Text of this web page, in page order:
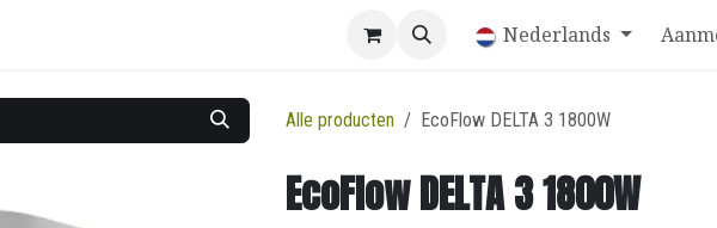
Nederlands
Alle producten EcoFlow DELTA 3 1800W
EcoFlow DELTA 3 1800W